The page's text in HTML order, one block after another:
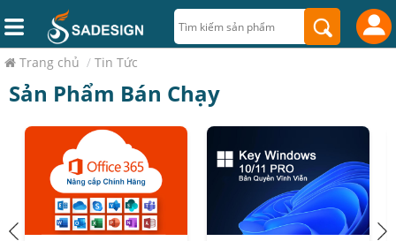
Trang chủ / Tin Tức
Sản Phẩm Bán Chạy